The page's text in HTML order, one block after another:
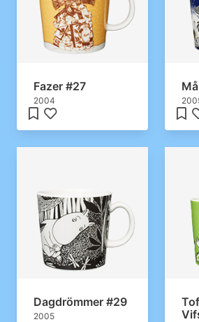
Fazer #27
2004
Dagdrömmer #29
2005